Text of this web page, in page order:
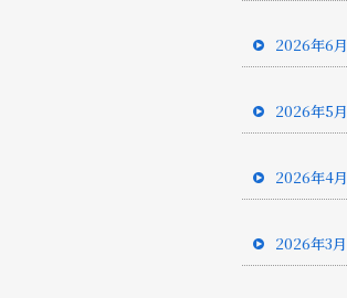
2026年6月
2026年5月
2026年4月
2026年3月